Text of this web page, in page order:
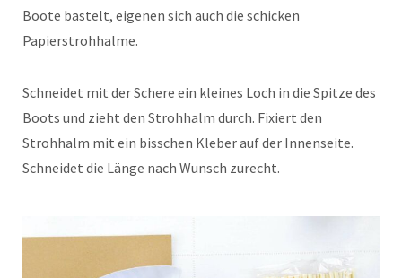
Boote bastelt, eigenen sich auch die schicken
Papierstrohhalme.
Schneidet mit der Schere ein kleines Loch in die Spitze des
Boots und zieht den Strohhalm durch. Fixiert den
Strohhalm mit ein bisschen Kleber auf der Innenseite.
Schneidet die Länge nach Wunsch zurecht.